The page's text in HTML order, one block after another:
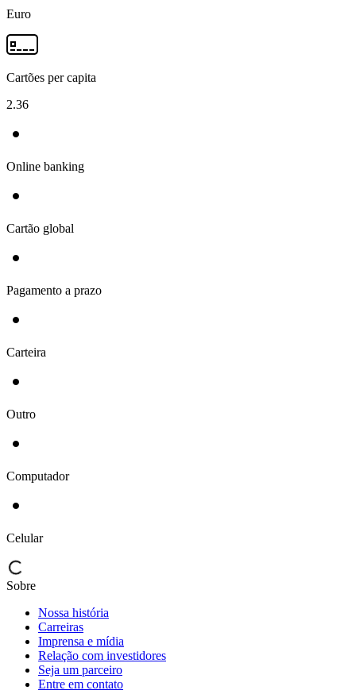
Euro
Cartões per capita
2.36
Online banking
Cartão global
Pagamento a prazo
Carteira
Outro
Computador
Celular
Sobre
Nossa história
Carreiras
Imprensa e mídia
Relação com investidores
Seja um parceiro
Entre em contato